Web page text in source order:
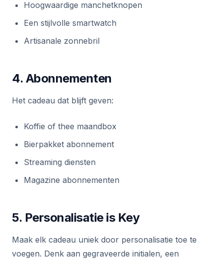
Hoogwaardige manchetknopen
Een stijlvolle smartwatch
Artisanale zonnebril
4. Abonnementen
Het cadeau dat blijft geven:
Koffie of thee maandbox
Bierpakket abonnement
Streaming diensten
Magazine abonnementen
5. Personalisatie is Key
Maak elk cadeau uniek door personalisatie toe te
voegen. Denk aan gegraveerde initialen, een